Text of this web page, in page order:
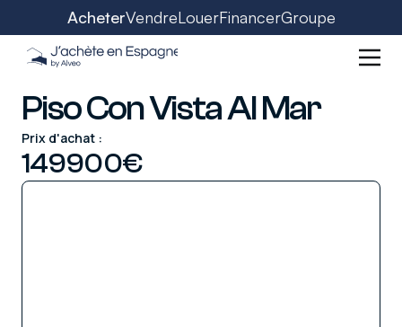
AcheterVendreLouerFinancerGroupe
Piso Con Vista Al Mar
Prix d'achat :
149900€